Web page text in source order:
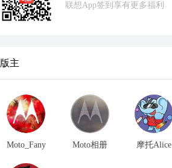
联想App签到享有更多福利
版主
Moto_Fany Moto相册 摩托Alice